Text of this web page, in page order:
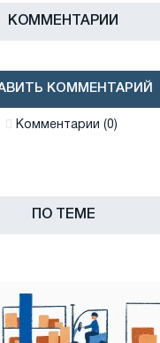
КОММЕНТАРИИ
КОММЕНТАРИЙ
Комментарии (0)
ПО ТЕМЕ